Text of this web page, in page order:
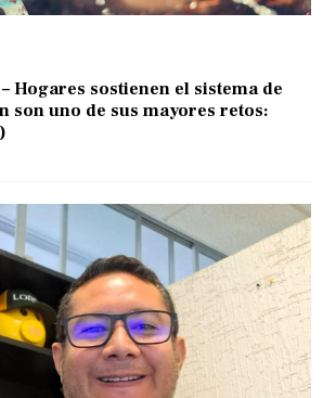
Hogares sostienen el sistema de
son uno de sus mayores retos: